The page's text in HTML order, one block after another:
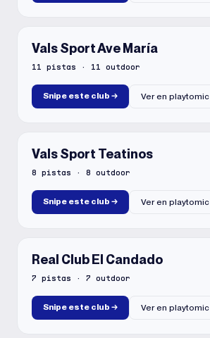
Vals Sport Ave María
11 pistas · 11 outdoor
Snipe este club → Ver en playtomic
Vals Sport Teatinos
8 pistas · 8 outdoor
Snipe este club → Ver en playtomic
Real Club El Candado
7 pistas · 7 outdoor
Snipe este club → Ver en playtomic